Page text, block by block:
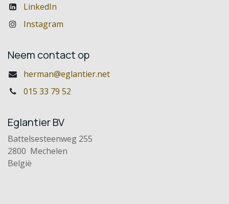
LinkedIn
Instagram
Neem contact op
herman@eglantier.net
015 33 79 52
Eglantier BV
Battelsesteenweg 255
2800 Mechelen
België